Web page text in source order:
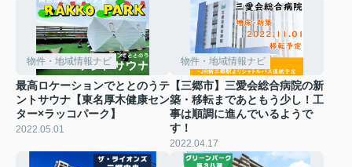
物件・地域情報ナビ
最高ロケーションでととのうテ
ントサウナ【東名厚木健康セン
ター×ラッコパーク】
2022.05.01
物件・地域情報ナビ
【三郷市】三愛会総合病院の新
築・移転まであともう少し！工
事は順調に進んでいるようで
す！
2022.04.17